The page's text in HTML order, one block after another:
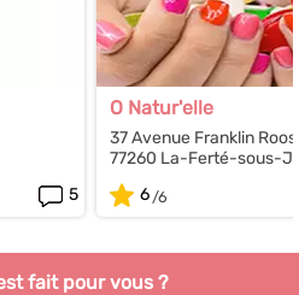
5
O Natur'elle
37 Avenue Franklin
77260 La-Ferté-sous-
6
fait pour vous ?